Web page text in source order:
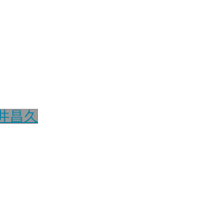
昌久